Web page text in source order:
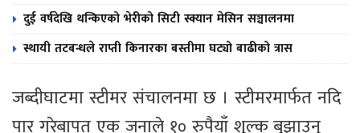
दुई वर्षदेखि थन्किएको भेरीको सिटी स्क्यान मेसिन सञ्चालनमा
स्थायी तटबन्धले राप्ती किनारका बस्तीमा घट्यो बाढीको त्रास
जब्दीघाटमा स्टीमर संचालनमा छ । स्टीमरमार्फत नदि
पार गरेबापत एक जनाले १० रुपैयाँ शुल्क बुझाउनु